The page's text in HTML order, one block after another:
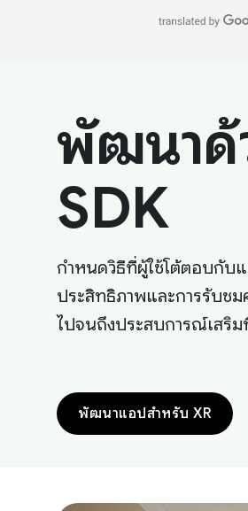
พัฒนาด้
SDK
กำหนดวิธีที่ผู้ใช้โต้ตอบกับ
ประสิทธิภาพและการรับช
ไปจนถึงประสบการณ์เสริ
พัฒนาแอปสำหรับ XR